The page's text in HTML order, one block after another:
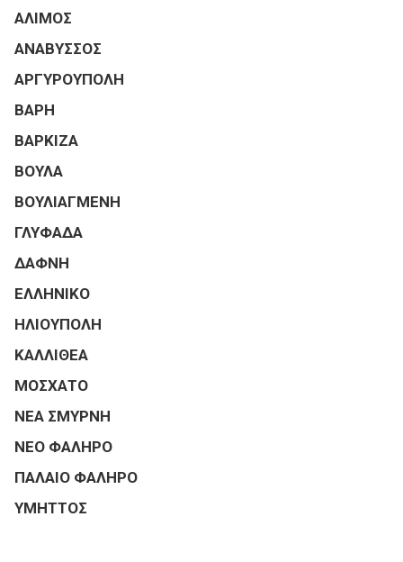
ΑΛΙΜΟΣ
ΑΝΑΒΥΣΣΟΣ
ΑΡΓΥΡΟΥΠΟΛΗ
ΒΑΡΗ
ΒΑΡΚΙΖΑ
ΒΟΥΛΑ
ΒΟΥΛΙΑΓΜΕΝΗ
ΓΛΥΦΑΔΑ
ΔΑΦΝΗ
ΕΛΛΗΝΙΚΟ
ΗΛΙΟΥΠΟΛΗ
ΚΑΛΛΙΘΕΑ
ΜΟΣΧΑΤΟ
ΝΕΑ ΣΜΥΡΝΗ
ΝΕΟ ΦΑΛΗΡΟ
ΠΑΛΑΙΟ ΦΑΛΗΡΟ
ΥΜΗΤΤΟΣ